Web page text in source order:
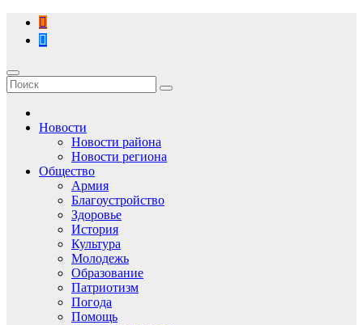
Перейти
содержимому
Новости
Новости района
Новости региона
Общество
Армия
Благоустройство
Здоровье
История
Культура
Молодежь
Образование
Патриотизм
Погода
Помощь